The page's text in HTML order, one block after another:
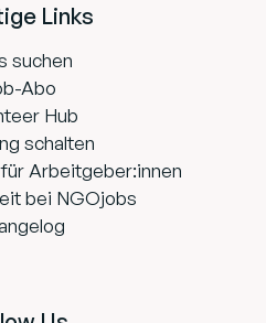
Links
suchen
Abo
Hub
schalten
Arbeitgeber:innen
bei NGOjobs